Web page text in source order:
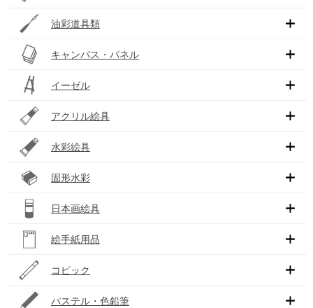
油彩道具類
キャンバス・パネル
イーゼル
アクリル絵具
水彩絵具
固形水彩
日本画絵具
絵手紙用品
コピック
パステル・色鉛筆